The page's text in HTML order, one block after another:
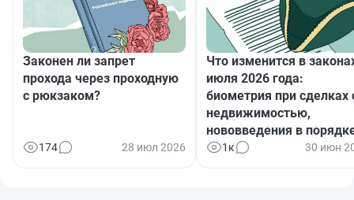
Законен ли запрет
прохода через проходную
с рюкзаком?
174 28 июл 2026
Что изменится в
июля 2026 года:
биометрия при сделках
недвижимостью,
нововведения в
назначения детских
1к 30 июн